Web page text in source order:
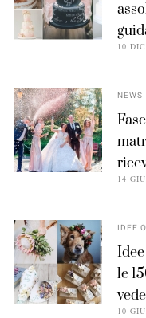
10
NEWS
14
IDEE
le
10